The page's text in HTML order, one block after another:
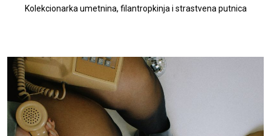
Kolekcionarka umetnina, filantropkinja i strastvena putnica